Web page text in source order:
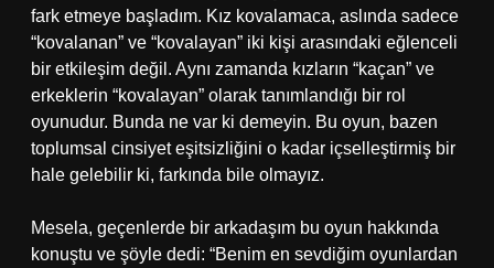
fark etmeye başladım. Kız kovalamaca, aslında sadece
“kovalanan” ve “kovalayan” iki kişi arasındaki eğlenceli
bir etkileşim değil. Aynı zamanda kızların “kaçan” ve
erkeklerin “kovalayan” olarak tanımlandığı bir rol
oyunudur. Bunda ne var ki demeyin. Bu oyun, bazen
toplumsal cinsiyet eşitsizliğini o kadar içselleştirmiş bir
hale gelebilir ki, farkında bile olmayız.
Mesela, geçenlerde bir arkadaşım bu oyun hakkında
konuştu ve şöyle dedi: “Benim en sevdiğim oyunlardan